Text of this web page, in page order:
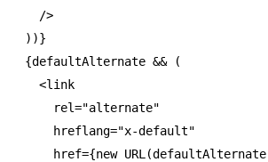
  />
))}
{defaultAlternate && (
  <
link
    rel
="alternate"
    hreflang
="x-default"
    href
={new URL (defaultAlternate